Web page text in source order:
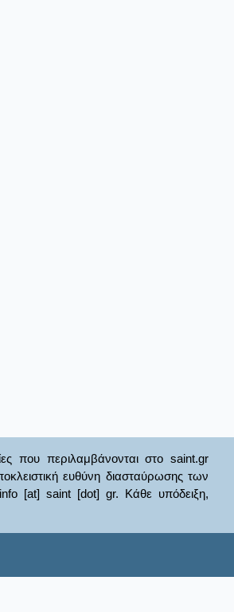
που περιλαμβάνονται στο saint.gr
ευθύνη διασταύρωσης των
[at] saint [dot] gr. Κάθε υπόδειξη,